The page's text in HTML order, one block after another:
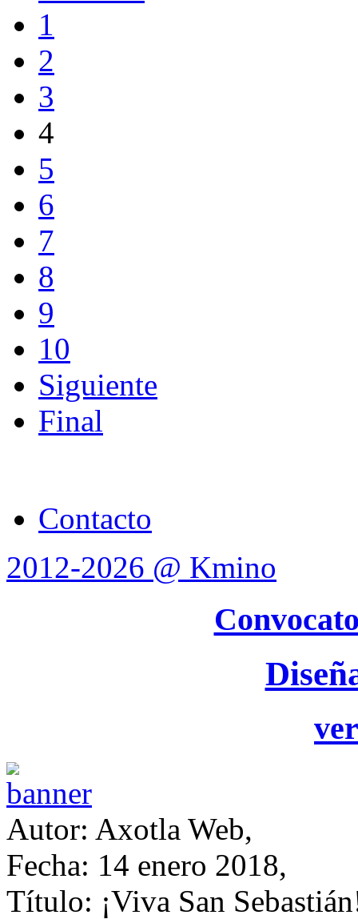
1
2
3
4
5
6
7
8
9
10
Siguiente
Final
Contacto
2012-2026 @ Kmino
Autor: Axotla Web,
Fecha: 14 enero 2018,
Título: ¡Viva San